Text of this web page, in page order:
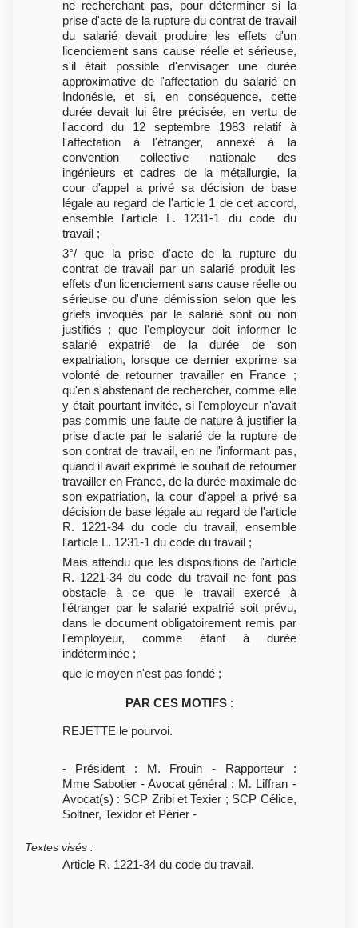
ne recherchant pas, pour déterminer si la
prise d'acte de la rupture du contrat de travail
du salarié devait produire les effets d'un
licenciement sans cause réelle et sérieuse,
s'il était possible d'envisager une durée
approximative de l'affectation du salarié en
Indonésie, et si, en conséquence, cette
durée devait lui être précisée, en vertu de
l'accord du 12 septembre 1983 relatif à
l'affectation à l'étranger, annexé à la
convention collective nationale des
ingénieurs et cadres de la métallurgie, la
cour d'appel a privé sa décision de base
légale au regard de l'article 1 de cet accord,
ensemble l'article L. 1231-1 du code du
travail ;
3°/ que la prise d'acte de la rupture du
contrat de travail par un salarié produit les
effets d'un licenciement sans cause réelle ou
sérieuse ou d'une démission selon que les
griefs invoqués par le salarié sont ou non
justifiés ; que l'employeur doit informer le
salarié expatrié de la durée de son
expatriation, lorsque ce dernier exprime sa
volonté de retourner travailler en France ;
qu'en s'abstenant de rechercher, comme elle
y était pourtant invitée, si l'employeur n'avait
pas commis une faute de nature à justifier la
prise d'acte par le salarié de la rupture de
son contrat de travail, en ne l'informant pas,
quand il avait exprimé le souhait de retourner
travailler en France, de la durée maximale de
son expatriation, la cour d'appel a privé sa
décision de base légale au regard de l'article
R. 1221-34 du code du travail, ensemble
l'article L. 1231-1 du code du travail ;
Mais attendu que les dispositions de l'article
R. 1221-34 du code du travail ne font pas
obstacle à ce que le travail exercé à
l'étranger par le salarié expatrié soit prévu,
dans le document obligatoirement remis par
l'employeur, comme étant à durée
indéterminée ;
que le moyen n'est pas fondé ;
PAR CES MOTIFS:
REJETTE le pourvoi.
- Président : M. Frouin - Rapporteur :
Mme Sabotier - Avocat général : M. Liffran -
Avocat(s) : SCP Zribi et Texier ; SCP Célice,
Soltner, Texidor et Périer -
Textes visés :
Article R. 1221-34 du code du travail.